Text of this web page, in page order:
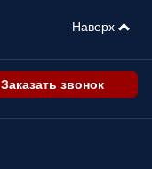
Заказать звонок
Наверх